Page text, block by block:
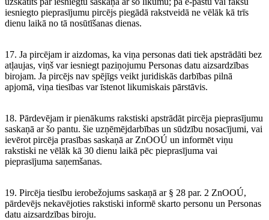
iesniegto pieprasījumu pircējs piegādā rakstveidā ne vēlāk kā trīs
dienu laikā no tā nosūtīšanas dienas.
17. Ja pircējam ir aizdomas, ka viņa personas dati tiek apstrādāti bez
atļaujas, viņš var iesniegt paziņojumu Personas datu aizsardzības
birojam. Ja pircējs nav spējīgs veikt juridiskās darbības pilnā
apjomā, viņa tiesības var īstenot likumiskais pārstāvis.
18. Pārdevējam ir pienākums rakstiski apstrādāt pircēja pieprasījumu
saskaņā ar šo pantu. šie uzņēmējdarbības un sūdzību nosacījumi, vai
ievērot pircēja prasības saskaņā ar ZnOOÚ un informēt viņu
rakstiski ne vēlāk kā 30 dienu laikā pēc pieprasījuma vai
pieprasījuma saņemšanas.
19. Pircēja tiesību ierobežojums saskaņā ar § 28 par. 2 ZnOOÚ,
pārdevējs nekavējoties rakstiski informē skarto personu un Personas
datu aizsardzības biroju.